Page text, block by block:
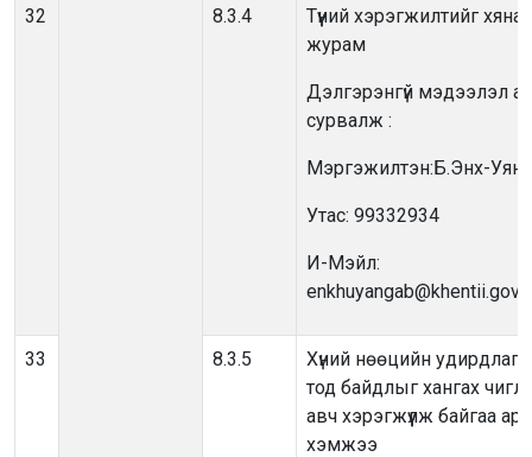
32 8.3.4
Түүний хэрэгжилтийг
журам
Дэлгэрэнгүй мэдээлэл
сурвалж :
Мэргэжилтэн:Б.Энх-
Утас: 99332934
И-Мэйл:
33 8.3.5
Хүний нөөцийн
тод байдлыг хангах
авч хэрэгжүүлж байгаа
хэмжээ